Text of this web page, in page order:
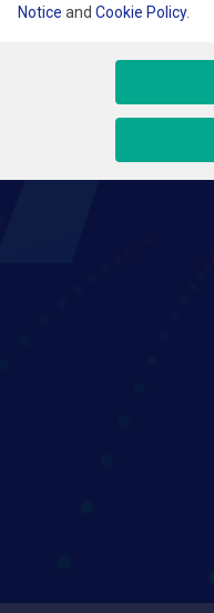
Notice and Cookie Policy.
w ekosystemie Comarch.